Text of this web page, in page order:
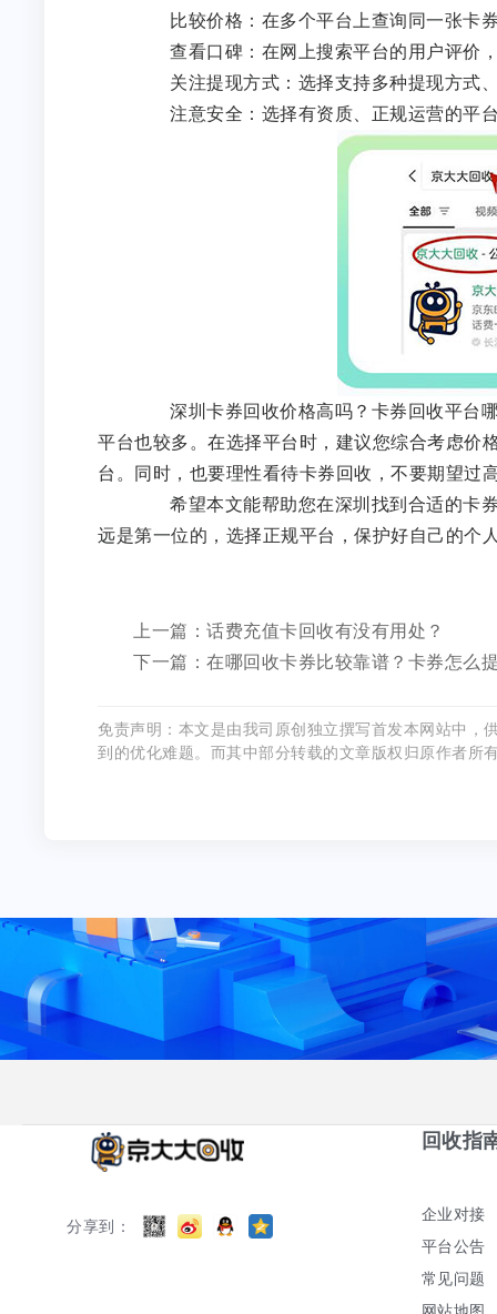
比较价格：在多个平台上查询同一张卡券
查看口碑：在网上搜索平台的用户评价，
关注提现方式：选择支持多种提现方式
注意安全：选择有资质、正规运营的平台
深圳卡券回收价格高吗？卡券回收平台哪
平台也较多。在选择平台时，建议您综合考虑价
台。同时，也要理性看待卡券回收，不要期望过
希望本文能帮助您在深圳找到合适的卡券
远是第一位的，选择正规平台，保护好自己的个
上一篇：话费充值卡回收有没有用处？
下一篇：在哪回收卡券比较靠谱？卡券怎么
免责声明：本文是由我司原创独立撰写首发本网站中，
到的优化难题。而其中部分转载的文章版权归原作者所
分享到：
回收指
企业对接
平台公告
常见问题